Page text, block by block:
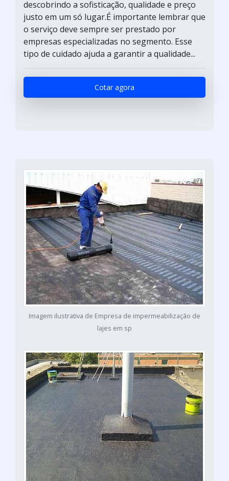
descobrindo a sofisticação, qualidade e preço
justo em um só lugar.É importante lembrar que
o serviço deve sempre ser prestado por
empresas especializadas no segmento. Esse
tipo de cuidado ajuda a garantir a qualidade...
Cotar agora
Imagem ilustrativa de Empresa de impermeabilização de
lajes em sp